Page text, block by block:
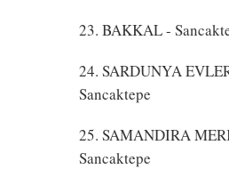
23. BAKKAL-
24. SARDUNYA
Sancaktepe
25. SAMANDIRA
Sancaktepe